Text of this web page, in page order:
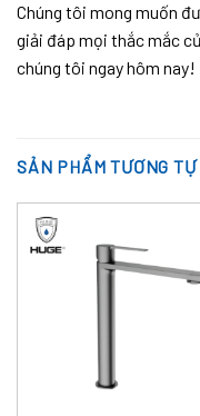
Chúng tôi mong muốn
giải đáp mọi thắc mắc
chúng tôi ngay hôm nay!
SẢN PHẨM TƯƠNG TỰ